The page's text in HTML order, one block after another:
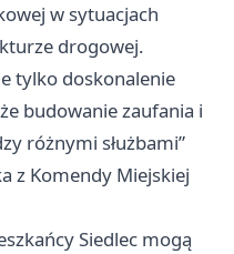
w sytuacjach
drogowej.
tylko doskonalenie
budowanie zaufania i
różnymi służbami”
z Komendy Miejskiej
Siedlec mogą